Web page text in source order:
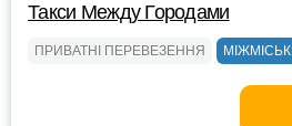
Такси Между Городами
ПРИВАТНІ ПЕРЕВЕЗЕННЯ МІЖМІСЬКІ